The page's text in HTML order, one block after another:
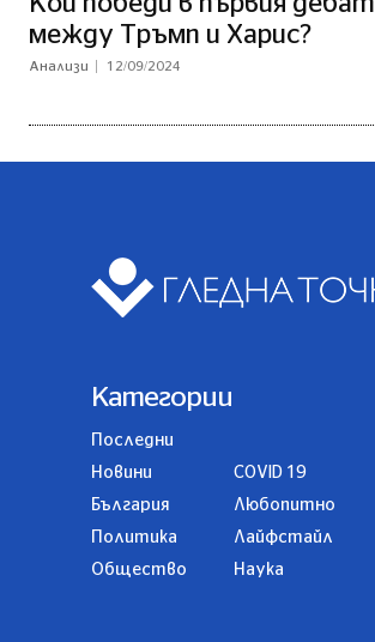
между Тръмп и Харис?
Анализи 12/09/2024
Категории
Последни
Новини
България
Политика
Общество
COVID 19
Любопитно
Лайфстайл
Наука